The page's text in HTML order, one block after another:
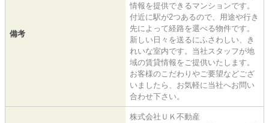
備考
情報を提供できるマンションです。
付近に駅が2つあるので、用途や行き
先によって経路を選べる物件です。
新しい日々を送るにふさわしい、き
れいな室内です。当社スタッフが地
域の賃貸情報をご提供いたします。
お客様のこだわりやご要望などござ
いましたら、お気軽に当社へお問い
合わせ下さい。
株式会社ＵＫ不動産